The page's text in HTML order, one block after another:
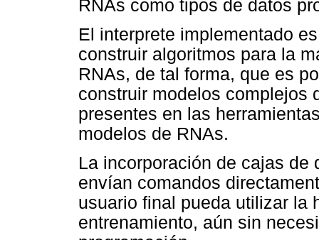
RNAs como tipos de datos
El interprete implementado
construir algoritmos para la
RNAs, de tal forma, que es
construir modelos complejos
presentes en las
modelos de RNAs.
La incorporación de cajas
envían comandos
usuario final pueda utilizar la
entrenamiento, aún sin